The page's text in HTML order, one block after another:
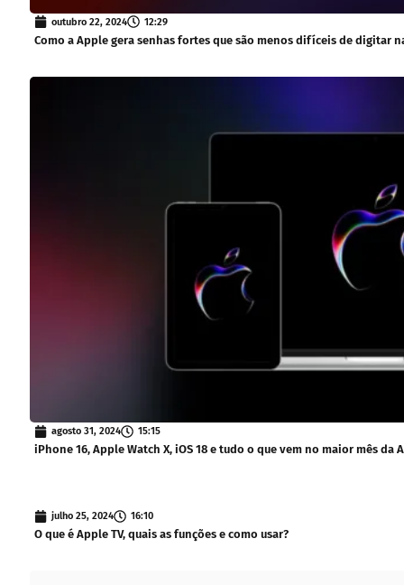
outubro 22, 2024 12:29
Como a Apple gera senhas fortes que são menos difíceis de digitar
agosto 31, 2024 15:15
iPhone 16, Apple Watch X, iOS 18 e tudo o que vem no maior mês da
julho 25, 2024 16:10
O que é Apple TV, quais as funções e como usar?